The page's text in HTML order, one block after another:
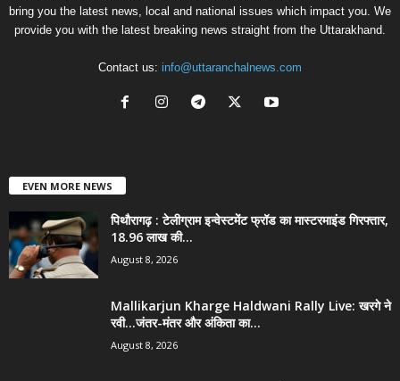
bring you the latest news, local and national issues which impact you. We
provide you with the latest breaking news straight from the Uttarakhand.
Contact us: info@uttaranchalnews.com
EVEN MORE NEWS
पिथौरागढ़ : टेलीग्राम इन्वेस्टमेंट फ्रॉड का मास्टरमाइंड गिरफ्तार,
18.96 लाख की...
August 8, 2026
Mallikarjun Kharge Haldwani Rally Live: खरगे ने
रवी…जंतर-मंतर और अंकिता का...
August 8, 2026